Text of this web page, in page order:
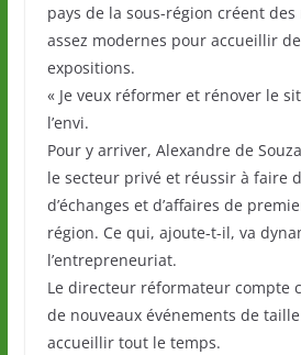
pays de la sous-région créent des
assez modernes pour accueillir
expositions.
« Je veux réformer et rénover le
l’envi.
Pour y arriver, Alexandre de
le secteur privé et réussir à faire
d’échanges et d’affaires de
région. Ce qui, ajoute-t-il, va
l’entrepreneuriat.
Le directeur réformateur compte
de nouveaux événements de taille
accueillir tout le temps.